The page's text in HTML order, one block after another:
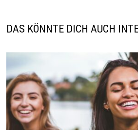
DAS KÖNNTE DICH AUCH